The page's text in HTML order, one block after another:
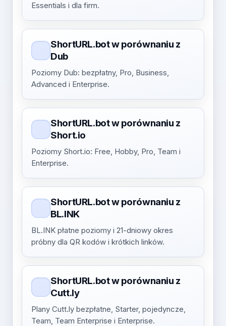
Essentials i dla firm.
ShortURL.bot w porównaniu z
Dub
Poziomy Dub: bezpłatny, Pro, Business,
Advanced i Enterprise.
ShortURL.bot w porównaniu z
Short.io
Poziomy Short.io: Free, Hobby, Pro, Team i
Enterprise.
ShortURL.bot w porównaniu z
BL.INK
BL.INK płatne poziomy i 21-dniowy okres
próbny dla QR kodów i krótkich linków.
ShortURL.bot w porównaniu z
Cutt.ly
Plany Cutt.ly bezpłatne, Starter, pojedyncze,
Team, Team Enterprise i Enterprise.